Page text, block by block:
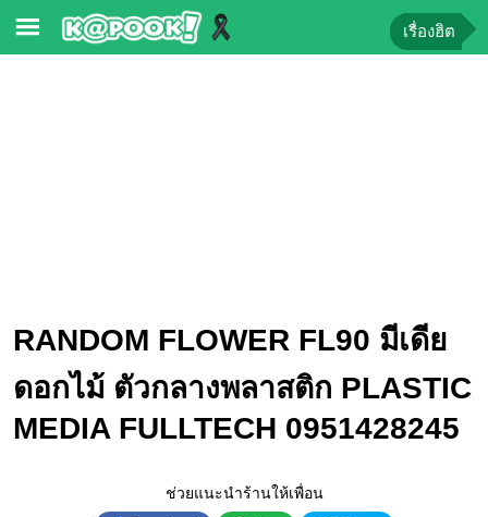
หวย
ผล
บอล
สด
เรื่องฮิต
RANDOM FLOWER FL90 มีเดีย
ดอกไม้ ตัวกลางพลาสติก PLASTIC
MEDIA FULLTECH 0951428245
ช่วยแนะนำร้านให้เพื่อน